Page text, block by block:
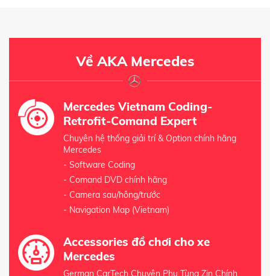
Về AKA Mercedes
Mercedes Vietnam Coding-
Retrofit-Comand Expert
Chuyên hệ thống giải trí & Option chính hãng
Mercedes
- Software Coding
- Comand DVD chính hãng
- Camera sau/hông/trước
- Navigation Map (Vietnam)
Accessories đồ chơi cho xe
Mercedes